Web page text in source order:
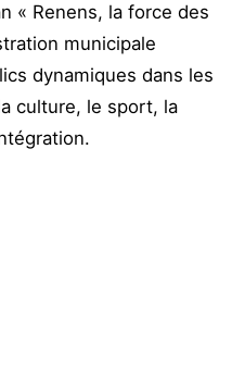
« Renens, la force des
municipale
dynamiques dans les
culture, le sport, la